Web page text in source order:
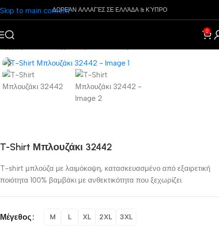
Skip to main contentΔΩΡΕΆΝ ΑΛΛΑΓΈΣ ΣΕ ΕΛΛΆΔΑ & ΚΎΠΡΟ
0
T-Shirt Μπλουζάκι 32442
T-shirt μπλούζα με λαιμόκοψη, κατασκευασμένο από εξαιρετική
ποιότητα 100% βαμβάκι με ανθεκτικότητα που ξεχωρίζει.
Μέγεθος M L XL 2XL 3XL